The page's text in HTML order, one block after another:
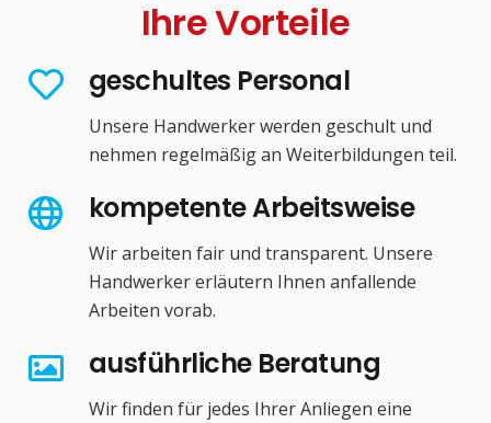
Ihre Vorteile
geschultes Personal
Unsere Handwerker werden geschult und
nehmen regelmäßig an Weiterbildungen teil.
kompetente Arbeitsweise
Wir arbeiten fair und transparent. Unsere
Handwerker erläutern Ihnen anfallende
Arbeiten vorab.
ausführliche Beratung
Wir finden für jedes Ihrer Anliegen eine